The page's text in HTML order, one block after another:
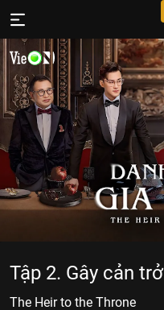
Tập 2. Gây cản trở
The Heir to the Throne